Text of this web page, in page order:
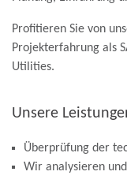
Profitieren Sie von
Projekterfahrung als
Utilities.
Unsere
Überprüfung der
Wir analysieren